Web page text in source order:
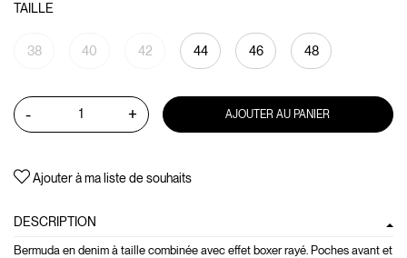
TAILLE
38 40 42 44 46 48
- + AJOUTER AU PANIER
Ajouter à ma liste de souhaits
DESCRIPTION
Bermuda en denim à taille combinée avec effet boxer rayé. Poches avant et